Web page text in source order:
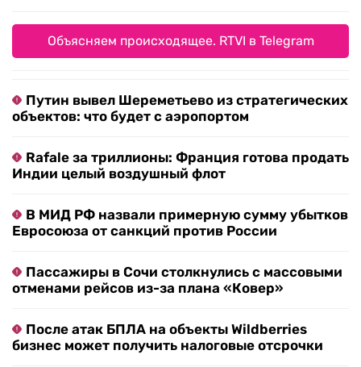
Объясняем происходящее. RTVI в Telegram
Путин вывел Шереметьево из стратегических
объектов: что будет с аэропортом
Rafale за триллионы: Франция готова продать
Индии целый воздушный флот
В МИД РФ назвали примерную сумму убытков
Евросоюза от санкций против России
Пассажиры в Сочи столкнулись с массовыми
отменами рейсов из-за плана «Ковер»
После атак БПЛА на объекты Wildberries
бизнес может получить налоговые отсрочки